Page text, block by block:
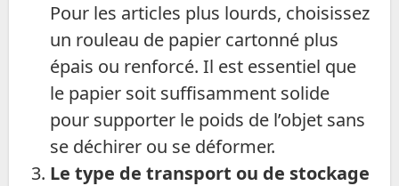
Pour les articles plus lourds, choisissez
un rouleau de papier cartonné plus
épais ou renforcé. Il est essentiel que
le papier soit suffisamment solide
pour supporter le poids de l’objet sans
se déchirer ou se déformer.
Le type de transport ou de stockage